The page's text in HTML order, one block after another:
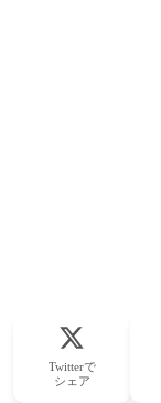
Twitterで
シェア